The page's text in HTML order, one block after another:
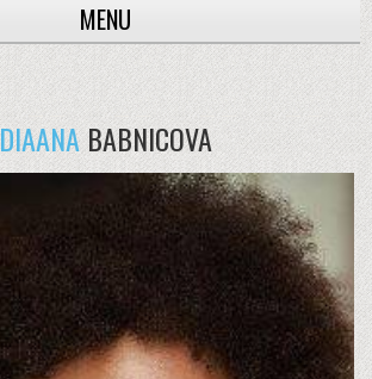
MENU
DIAANABABNICOVA